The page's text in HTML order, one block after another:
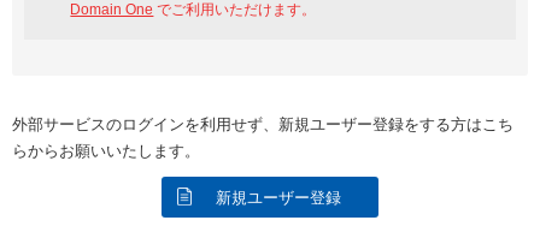
Domain One でご利用いただけます。
外部サービスのログインを利用せず、新規ユーザー登録をする方はこち
らからお願いいたします。
新規ユーザー登録